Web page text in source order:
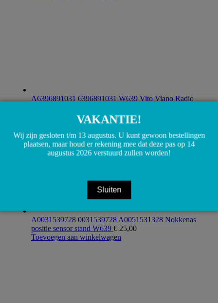
A6396891031 6396891031 W639 Vito Viano Radio
Toevoegen aan winkelwagen
A0031539728 0031539728 A0051531328 Nokkenas
positie sensor stand W639 € 25,00
Toevoegen aan winkelwagen
VAKANTIE!
Wij zijn gesloten t/m 13 augustus. U kunt gewoon bestellingen
plaatsen, maar houd er rekening mee dat deze pas op 14
augustus 2026 verstuurd zullen worden!
Sluiten